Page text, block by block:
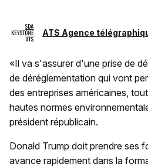
ATS Agence
«Il va s'assurer d'une prise de
de déréglementation qui vont
des entreprises américaines,
hautes normes
président républicain.
Donald Trump doit prendre ses
avance rapidement dans la